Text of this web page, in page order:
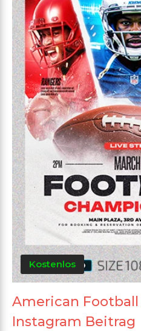
Kostenlos
American
Instagram Beitrag